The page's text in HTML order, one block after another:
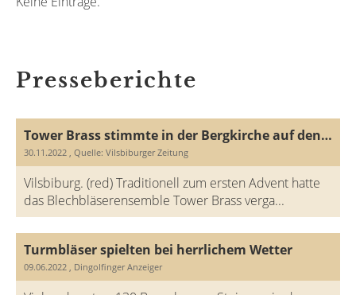
Presseberichte
Tower Brass stimmte in der Bergkirche auf den Advent ein
30.11.2022 , Quelle: Vilsbiburger Zeitung
Vilsbiburg. (red) Traditionell zum ersten Advent hatte
das Blechbläserensemble Tower Brass verga...
Turmbläser spielten bei herrlichem Wetter
09.06.2022 , Dingolfinger Anzeiger